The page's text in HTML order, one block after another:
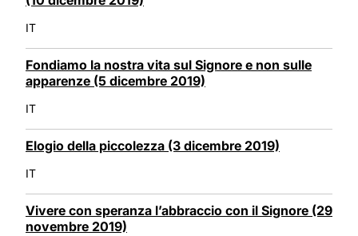
IT
Fondiamo la nostra vita sul Signore e non sulle
apparenze (5 dicembre 2019)
IT
Elogio della piccolezza (3 dicembre 2019)
IT
Vivere con speranza l’abbraccio con il Signore (29
novembre 2019)